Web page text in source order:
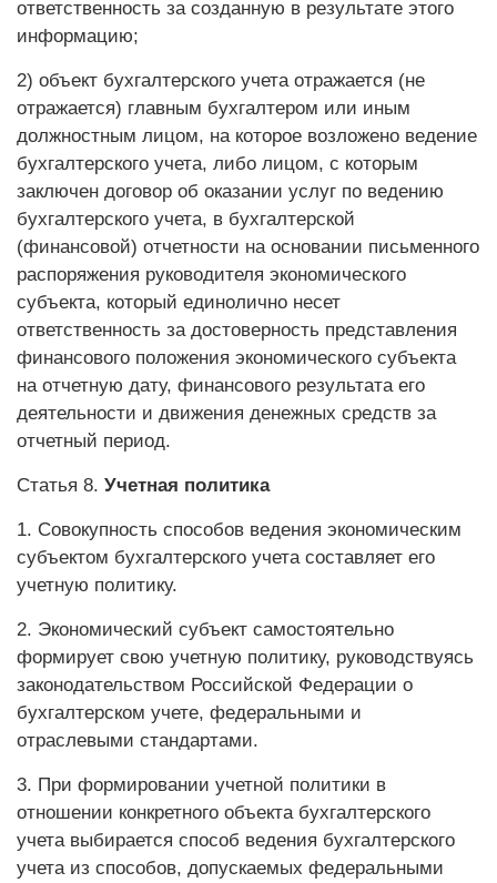
ответственность за созданную в результате этого
информацию;
2) объект бухгалтерского учета отражается (не
отражается) главным бухгалтером или иным
должностным лицом, на которое возложено ведение
бухгалтерского учета, либо лицом, с которым
заключен договор об оказании услуг по ведению
бухгалтерского учета, в бухгалтерской
(финансовой) отчетности на основании письменного
распоряжения руководителя экономического
субъекта, который единолично несет
ответственность за достоверность представления
финансового положения экономического субъекта
на отчетную дату, финансового результата его
деятельности и движения денежных средств за
отчетный период.
Статья 8. Учетная политика
1. Совокупность способов ведения экономическим
субъектом бухгалтерского учета составляет его
учетную политику.
2. Экономический субъект самостоятельно
формирует свою учетную политику, руководствуясь
законодательством Российской Федерации о
бухгалтерском учете, федеральными и
отраслевыми стандартами.
3. При формировании учетной политики в
отношении конкретного объекта бухгалтерского
учета выбирается способ ведения бухгалтерского
учета из способов, допускаемых федеральными